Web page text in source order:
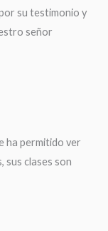
su testimonio y
señor
ha permitido ver
sus clases son